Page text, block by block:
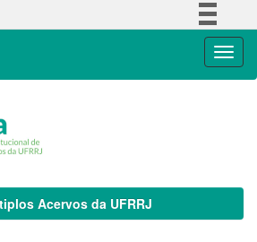
Acervos da UFRRJ